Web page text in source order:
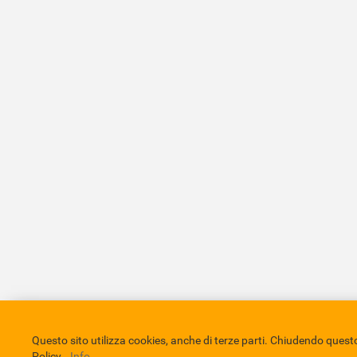
Comune di Eboli Servizio Bibliotecario Nazionale Privacy
Questo sito utilizza cookies, anche di terze parti. Chiudendo